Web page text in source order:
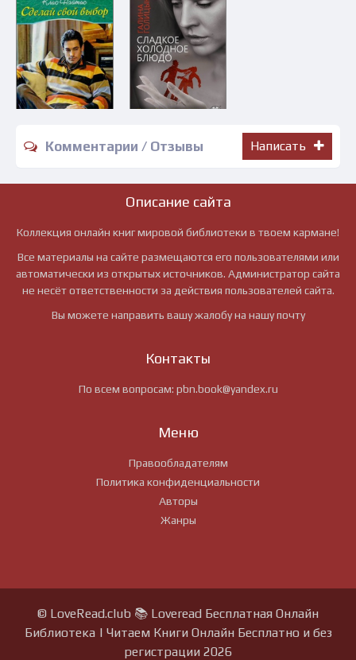
Комментарии / Отзывы Написать
Описание сайта
Коллекция онлайн книг мировой библиотеки в твоем кармане!
Все материалы на сайте размещаются его пользователями или
автоматически из открытых источников. Администратор сайта
не несёт ответственности за действия пользователей сайта.
Вы можете направить вашу жалобу на нашу почту
Контакты
По всем вопросам: pbn.book@yandex.ru
Меню
Правообладателям
Политика конфиденциальности
Авторы
Жанры
© LoveRead.club 📚 Loveread Бесплатная Онлайн
Библиотека | Читаем Книги Онлайн Бесплатно и без
регистрации 2026